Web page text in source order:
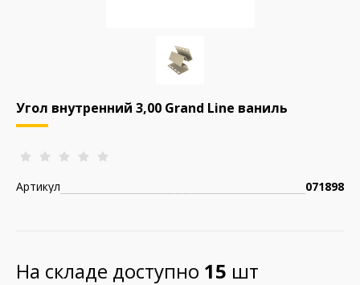
Угол внутренний 3,00 Grand Line ваниль
Артикул 071898
На складе доступно 15 шт